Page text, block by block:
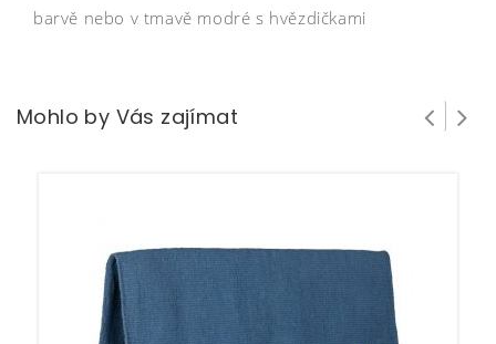
barvě nebo v tmavě modré s hvězdičkami
Mohlo by Vás zajímat